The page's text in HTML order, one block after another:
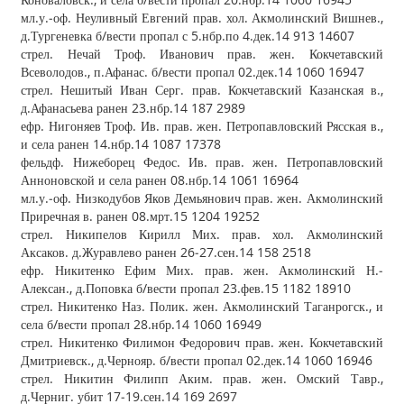
мл.у.‐оф. Неуливный Евгений прав. хол. Акмолинский Вишнев.,
д.Тургеневка б/вести пропал с 5.нбр.по 4.дек.14 913 14607
стрел. Нечай Троф. Иванович прав. жен. Кокчетавский
Всеволодов., п.Афанас. б/вести пропал 02.дек.14 1060 16947
стрел. Нешитый Иван Серг. прав. Кокчетавский Казанская в.,
д.Афанасьева ранен 23.нбр.14 187 2989
ефр. Нигоняев Троф. Ив. прав. жен. Петропавловский Рясская в.,
и села ранен 14.нбр.14 1087 17378
фельдф. Нижеборец Федос. Ив. прав. жен. Петропавловский
Анноновской и села ранен 08.нбр.14 1061 16964
мл.у.‐оф. Низкодубов Яков Демьянович прав. жен. Акмолинский
Приречная в. ранен 08.мрт.15 1204 19252
стрел. Никипелов Кирилл Мих. прав. хол. Акмолинский
Аксаков. д.Журавлево ранен 26‐27.сен.14 158 2518
ефр. Никитенко Ефим Мих. прав. жен. Акмолинский Н.‐
Алексан., д.Поповка б/вести пропал 23.фев.15 1182 18910
стрел. Никитенко Наз. Полик. жен. Акмолинский Таганрогск., и
села б/вести пропал 28.нбр.14 1060 16949
стрел. Никитенко Филимон Федорович прав. жен. Кокчетавский
Дмитриевск., д.Чернояр. б/вести пропал 02.дек.14 1060 16946
стрел. Никитин Филипп Аким. прав. жен. Омский Тавр.,
д.Черниг. убит 17‐19.сен.14 169 2697